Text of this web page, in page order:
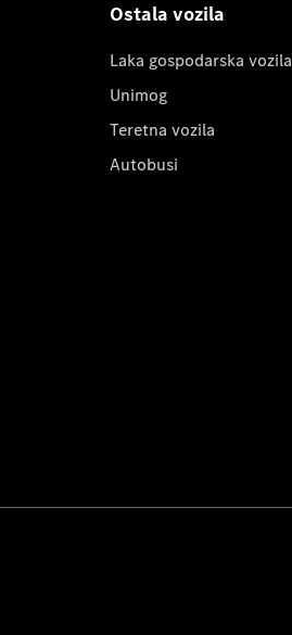
Ostala vozila
Laka gospodarska vozila
Unimog
Teretna vozila
Autobusi